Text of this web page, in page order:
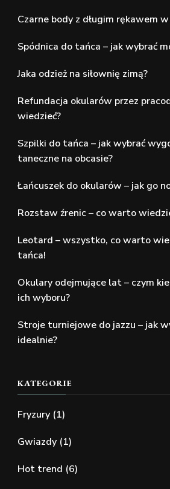
Czarne body z długim rękawem
Spódnica do tańca – jak wybrać
Jaka odzież na siłownię zimą?
Refundacja okularów przez
wiedzieć?
Szpilki do tańca – jak wybrać
taneczne na obcasie?
Łańcuszek do okularów – jak go
Rozstaw źrenic – co warto
Leotard – wszystko, co warto
tańca!
Okulary odejmujące lat – czym
ich wyboru?
Stroje turniejowe do jazzu – jak
idealnie?
KATEGORIE
Fryzury (1)
Gwiazdy (1)
Hot trend (6)